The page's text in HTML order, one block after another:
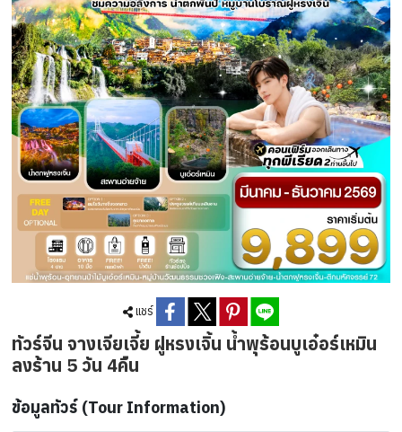
แชร์
ทัวร์จีน จางเจียเจี้ย ฝูหรงเจิ้น น้ำพุร้อนบูเอ๋อร์เหมิน
ลงร้าน 5 วัน 4คืน
ข้อมูลทัวร์ (Tour Information)